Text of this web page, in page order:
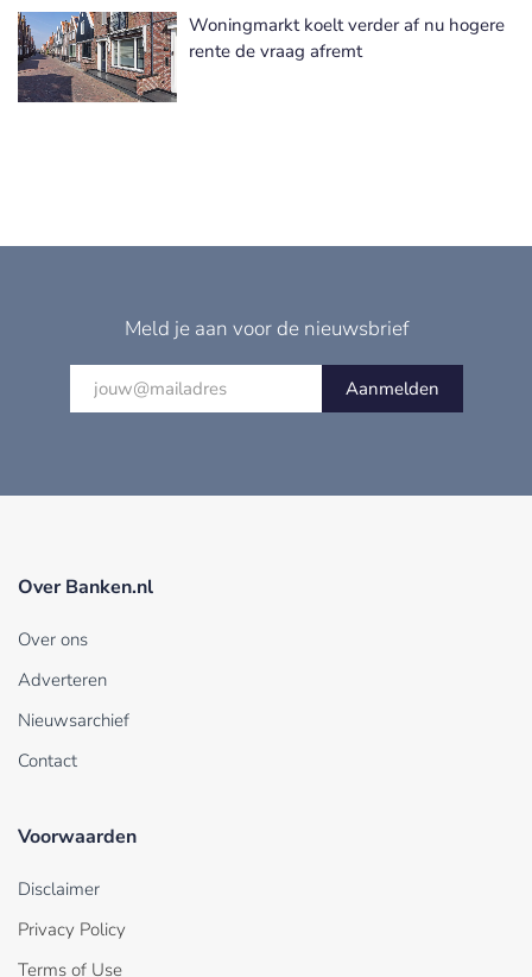
Woningmarkt koelt verder af nu hogere
rente de vraag afremt
Meld je aan voor de nieuwsbrief
Aanmelden
Over Banken.nl
Over ons
Adverteren
Nieuwsarchief
Contact
Voorwaarden
Disclaimer
Privacy Policy
Terms of Use